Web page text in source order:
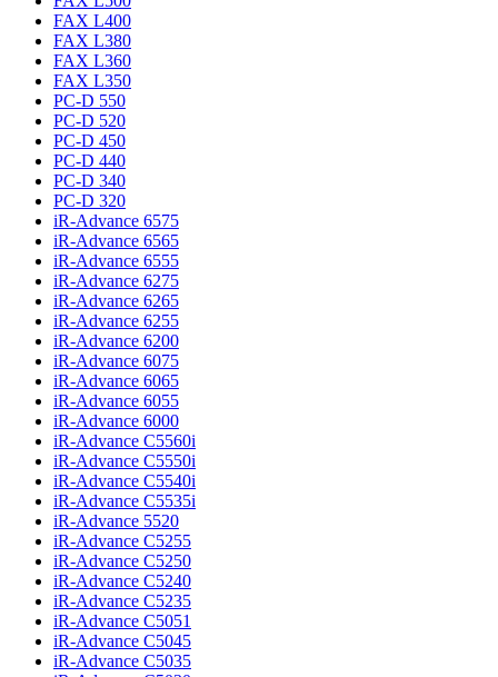
FAX L400
FAX L380
FAX L360
FAX L350
PC-D 550
PC-D 520
PC-D 450
PC-D 440
PC-D 340
PC-D 320
iR-Advance 6575
iR-Advance 6565
iR-Advance 6555
iR-Advance 6275
iR-Advance 6265
iR-Advance 6255
iR-Advance 6200
iR-Advance 6075
iR-Advance 6065
iR-Advance 6055
iR-Advance 6000
iR-Advance C5560i
iR-Advance C5550i
iR-Advance C5540i
iR-Advance C5535i
iR-Advance 5520
iR-Advance C5255
iR-Advance C5250
iR-Advance C5240
iR-Advance C5235
iR-Advance C5051
iR-Advance C5045
iR-Advance C5035